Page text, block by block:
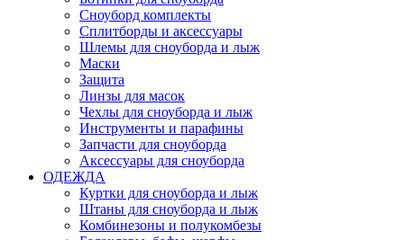
Сноуборд комплекты
Сплитборды и аксессуары
Шлемы для сноуборда и лыж
Маски
Защита
Линзы для масок
Чехлы для сноуборда и лыж
Инструменты и парафины
Запчасти для сноуборда
Аксессуары для сноуборда
ОДЕЖДА
Куртки для сноуборда и лыж
Штаны для сноуборда и лыж
Комбинезоны и полукомбезы